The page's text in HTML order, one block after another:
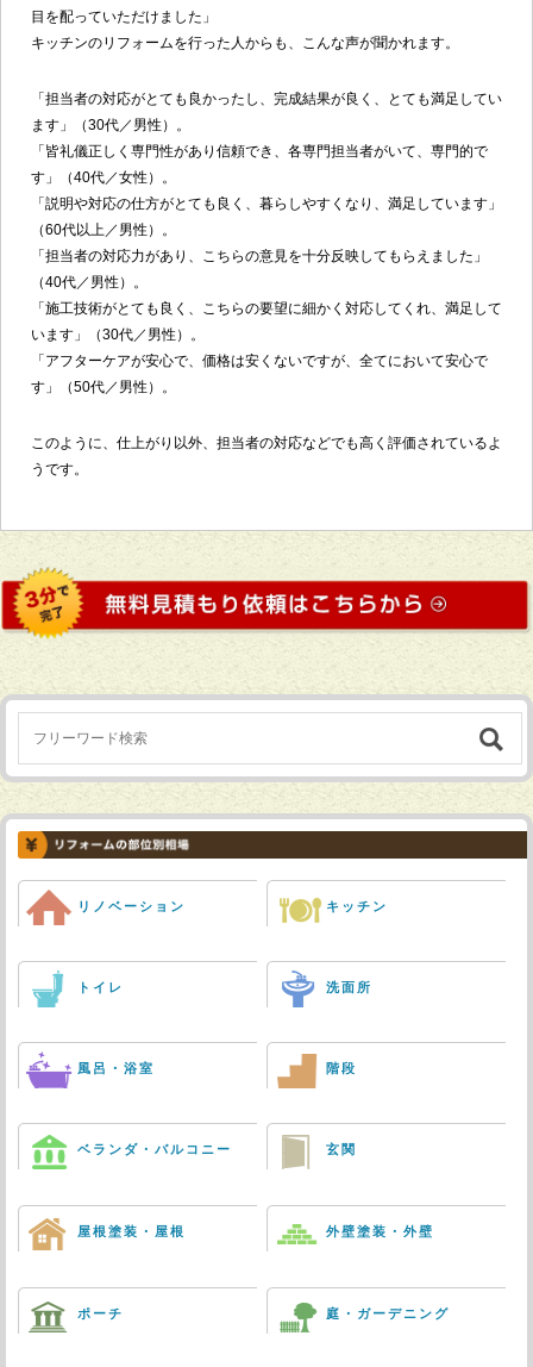
目を配っていただけました」
キッチンのリフォームを行った人からも、こんな声が聞かれます。
「担当者の対応がとても良かったし、完成結果が良く、とても満足してい
ます」（30代／男性）。
「皆礼儀正しく専門性があり信頼でき、各専門担当者がいて、専門的で
す」（40代／女性）。
「説明や対応の仕方がとても良く、暮らしやすくなり、満足しています」
（60代以上／男性）。
「担当者の対応力があり、こちらの意見を十分反映してもらえました」
（40代／男性）。
「施工技術がとても良く、こちらの要望に細かく対応してくれ、満足して
います」（30代／男性）。
「アフターケアが安心で、価格は安くないですが、全てにおいて安心で
す」（50代／男性）。
このように、仕上がり以外、担当者の対応などでも高く評価されているよ
うです。
リノベーション キッチン
トイレ 洗面所
風呂・浴室 階段
ベランダ・バルコニー 玄関
屋根塗装・屋根 外壁塗装・外壁
ポーチ 庭・ガーデニング